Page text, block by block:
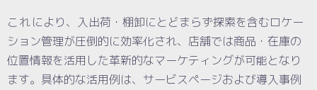
これにより、入出荷・棚卸にとどまらず探索を含むロケー
ション管理が圧倒的に効率化され、店舗では商品・在庫の
位置情報を活用した革新的なマーケティングが可能となり
ます。具体的な活用例は、サービスページおよび導入事例